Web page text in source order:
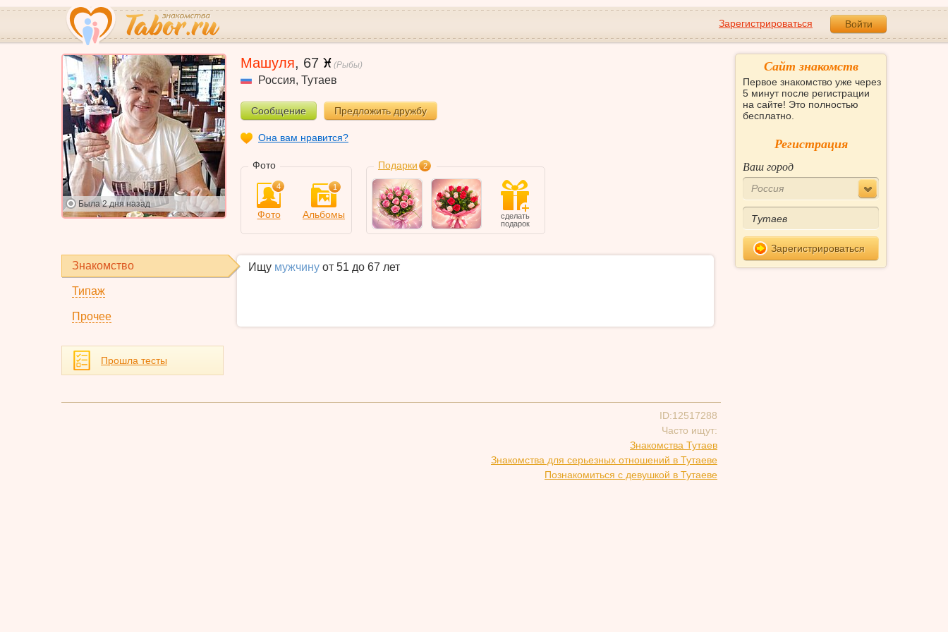
Зарегистрироваться Войти
Была2 дня назад
Машуля, 67 (Рыбы)
Россия, Тутаев
Сообщение Предложить дружбу
Она вам нравится?
Фото
4
Фото
1
Альбомы
Подарки 2
сделать
подарок
Знакомство
Типаж
Прочее
Ищу мужчину от 51 до 67 лет
Прошла тесты
ID:12517288
Часто ищут:
Знакомства Тутаев
Знакомства для серьезных отношений в Тутаеве
Познакомиться с девушкой в Тутаеве
Сайт знакомств
Первое знакомство уже через
5 минут после регистрации
на сайте! Это полностью
бесплатно.
Регистрация
Ваш город
Россия
Зарегистрироваться